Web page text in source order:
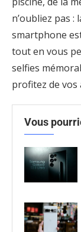
n’oubliez pas
smartphone
tout en vous
selfies
profitez de vos
Vous